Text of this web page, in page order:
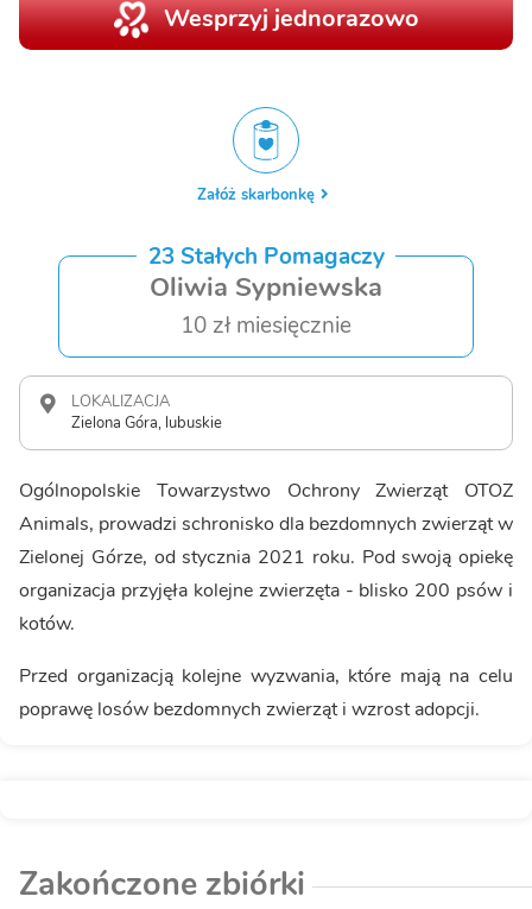
Wesprzyj jednorazowo
Załóż skarbonkę
23 Stałych Pomagaczy
Oliwia Sypniewska
10 zł miesięcznie
LOKALIZACJA
Zielona Góra, lubuskie
Ogólnopolskie Towarzystwo Ochrony Zwierząt OTOZ
Animals, prowadzi schronisko dla bezdomnych zwierząt w
Zielonej Górze, od stycznia 2021 roku. Pod swoją opiekę
organizacja przyjęła kolejne zwierzęta - blisko 200 psów i
kotów.
Przed organizacją kolejne wyzwania, które mają na celu
poprawę losów bezdomnych zwierząt i wzrost adopcji.
Zakończone zbiórki